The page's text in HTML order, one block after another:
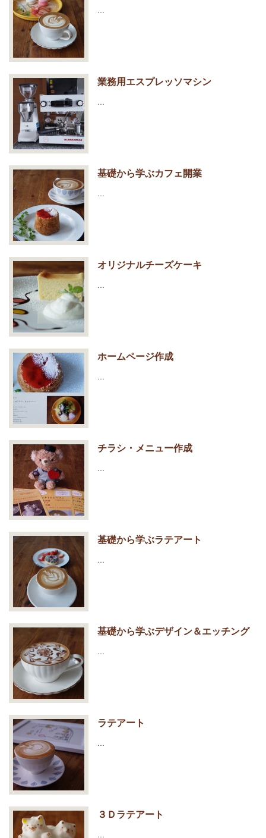
…
業務用エスプレッソマシン
…
基礎から学ぶカフェ開業
…
オリジナルチーズケーキ
…
ホームページ作成
…
チラシ・メニュー作成
…
基礎から学ぶラテアート
…
基礎から学ぶデザイン＆エッチング
…
ラテアート
…
３Ｄラテアート
…